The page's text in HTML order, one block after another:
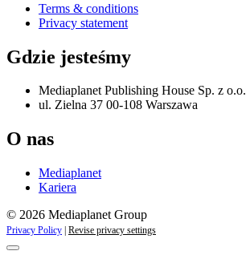
Terms & conditions
Privacy statement
Gdzie jesteśmy
Mediaplanet Publishing House Sp. z o.o.
ul. Zielna 37 00-108 Warszawa
O nas
Mediaplanet
Kariera
© 2026 Mediaplanet Group
Privacy Policy Revise privacy settings